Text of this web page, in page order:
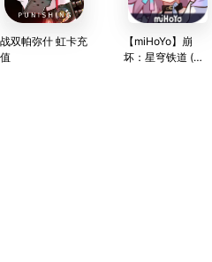
战双帕弥什 虹卡充
值
【miHoYo】崩
坏：星穹铁道 (国